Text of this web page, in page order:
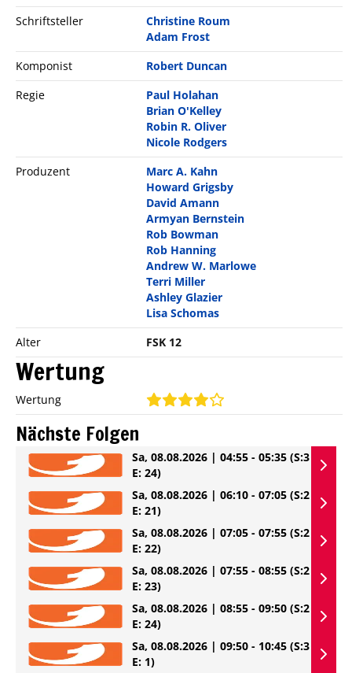
Schriftsteller
Christine Roum
Adam Frost
Komponist
Robert Duncan
Regie
Paul Holahan
Brian O'Kelley
Robin R. Oliver
Nicole Rodgers
Produzent
Marc A. Kahn
Howard Grigsby
David Amann
Armyan Bernstein
Rob Bowman
Rob Hanning
Andrew W. Marlowe
Terri Miller
Ashley Glazier
Lisa Schomas
Alter
FSK 12
Wertung
Wertung
Nächste Folgen
Sa, 08.08.2026 | 04:55 - 05:35 (S:3
E: 24)
Sa, 08.08.2026 | 06:10 - 07:05 (S:2
E: 21)
Sa, 08.08.2026 | 07:05 - 07:55 (S:2
E: 22)
Sa, 08.08.2026 | 07:55 - 08:55 (S:2
E: 23)
Sa, 08.08.2026 | 08:55 - 09:50 (S:2
E: 24)
Sa, 08.08.2026 | 09:50 - 10:45 (S:3
E: 1)